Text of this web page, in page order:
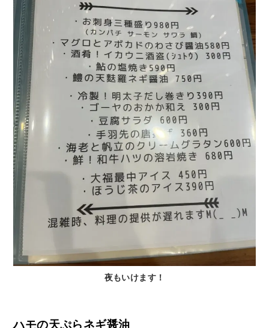
夜もいけます！
ハモの天ぷらネギ醤油